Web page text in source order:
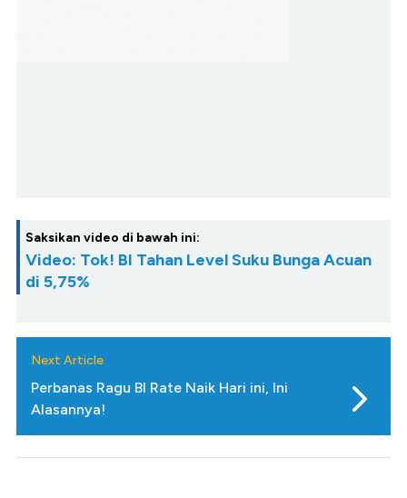
Saksikan video di bawah ini:
Video: Tok! BI Tahan Level Suku Bunga Acuan
di 5,75%
Next Article
Perbanas Ragu BI Rate Naik Hari ini, Ini
Alasannya!